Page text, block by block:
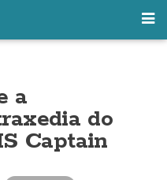
a
do
Captain